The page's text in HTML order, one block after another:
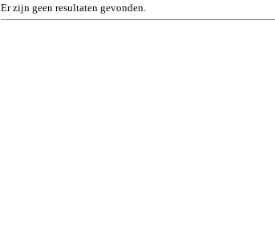
Er zijn geen resultaten gevonden.